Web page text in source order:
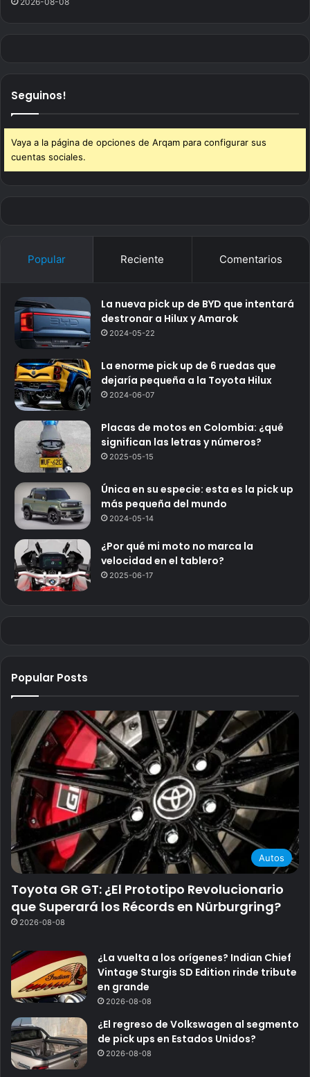
Seguinos!
Vaya a la página de opciones de Arqam para configurar sus
cuentas sociales.
Popular Reciente Comentarios
La nueva pick up de BYD que intentará
destronar a Hilux y Amarok
2024-05-22
La enorme pick up de 6 ruedas que
dejaría pequeña a la Toyota Hilux
2024-06-07
Placas de motos en Colombia: ¿qué
significan las letras y números?
2025-05-15
Única en su especie: esta es la pick up
más pequeña del mundo
2024-05-14
¿Por qué mi moto no marca la
velocidad en el tablero?
2025-06-17
Popular Posts
Autos
Toyota GR GT: ¿El Prototipo Revolucionario
que Superará los Récords en Nürburgring?
2026-08-08
¿La vuelta a los orígenes? Indian Chief
Vintage Sturgis SD Edition rinde tribute
en grande
2026-08-08
¿El regreso de Volkswagen al segmento
de pick ups en Estados Unidos?
2026-08-08